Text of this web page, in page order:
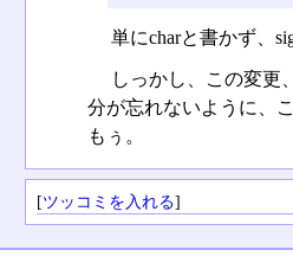
単にcharと書かず、
しっかし、この変更
分が忘れないように、
もぅ。
[ツッコミを入れる]